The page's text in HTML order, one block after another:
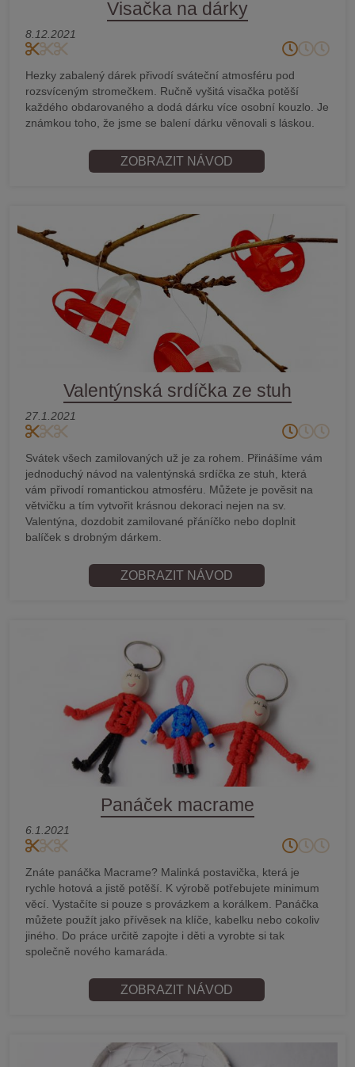
Visačka na dárky
8.12.2021
Hezky zabalený dárek přivodí sváteční atmosféru pod
rozsvíceným stromečkem. Ručně vyšitá visačka potěší
každého obdarovaného a dodá dárku více osobní kouzlo. Je
známkou toho, že jsme se balení dárku věnovali s láskou.
ZOBRAZIT NÁVOD
Valentýnská srdíčka ze stuh
27.1.2021
Svátek všech zamilovaných už je za rohem. Přinášíme vám
jednoduchý návod na valentýnská srdíčka ze stuh, která
vám přivodí romantickou atmosféru. Můžete je pověsit na
větvičku a tím vytvořit krásnou dekoraci nejen na sv.
Valentýna, dozdobit zamilované přáníčko nebo doplnit
balíček s drobným dárkem.
ZOBRAZIT NÁVOD
Panáček macrame
6.1.2021
Znáte panáčka Macrame? Malinká postavička, která je
rychle hotová a jistě potěší. K výrobě potřebujete minimum
věcí. Vystačíte si pouze s provázkem a korálkem. Panáčka
můžete použít jako přívěsek na klíče, kabelku nebo cokoliv
jiného. Do práce určitě zapojte i děti a vyrobte si tak
společně nového kamaráda.
ZOBRAZIT NÁVOD